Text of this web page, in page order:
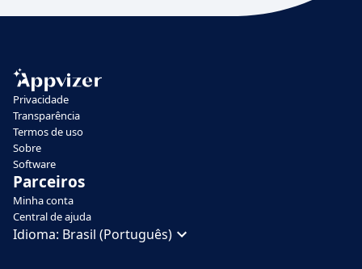
Privacidade
Transparência
Termos de uso
Sobre
Software
Parceiros
Minha conta
Central de ajuda
Idioma: Brasil (Português)